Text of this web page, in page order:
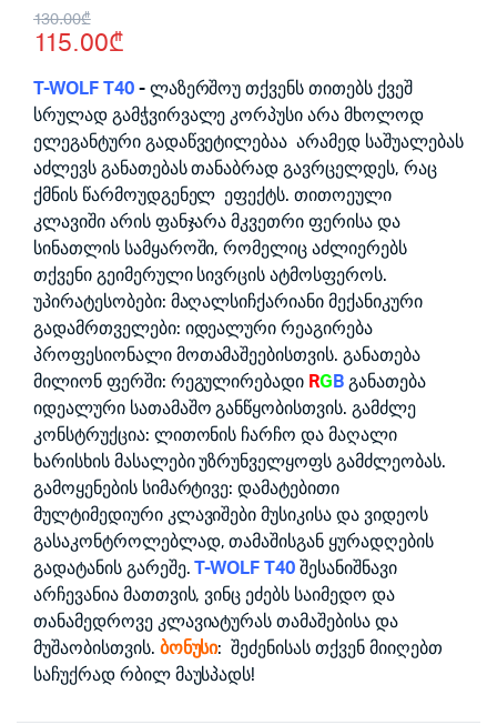
130.00₾
Original
price
was:
130.00₾.
115.00₾
Current
price
is:
115.00₾.
T-WOLF T40- ლაზერშოუ თქვენს თითებს ქვეშ
სრულად გამჭვირვალე კორპუსი არა მხოლოდ
ელეგანტური გადაწვეტილებაა არამედ საშუალებას
აძლევს განათებას თანაბრად გავრცელდეს, რაც
ქმნის წარმოუდგენელ ეფექტს. თითოეული
კლავიში არის ფანჯარა მკვეთრი ფერისა და
სინათლის სამყაროში, რომელიც აძლიერებს
თქვენი გეიმერული სივრცის ატმოსფეროს.
უპირატესობები: მაღალსიჩქარიანი მექანიკური
გადამრთველები: იდეალური რეაგირება
პროფესიონალი მოთამაშეებისთვის. განათება
მილიონ ფერში: რეგულირებადი RG B განათება
იდეალური სათამაშო განწყობისთვის. გამძლე
კონსტრუქცია: ლითონის ჩარჩო და მაღალი
ხარისხის მასალები უზრუნველყოფს გამძლეობას.
გამოყენების სიმარტივე: დამატებითი
მულტიმედიური კლავიშები მუსიკისა და ვიდეოს
გასაკონტროლებლად, თამაშისგან ყურადღების
გადატანის გარეშე.T-WOLF T40 შესანიშნავი
არჩევანია მათთვის, ვინც ეძებს საიმედო და
თანამედროვე კლავიატურას თამაშებისა და
მუშაობისთვის. ბონუსი: შეძენისას თქვენ მიიღებთ
საჩუქრად რბილ მაუსპადს!